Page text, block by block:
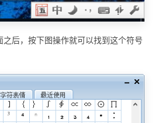
之后，按下图操作就可以找到这个符号